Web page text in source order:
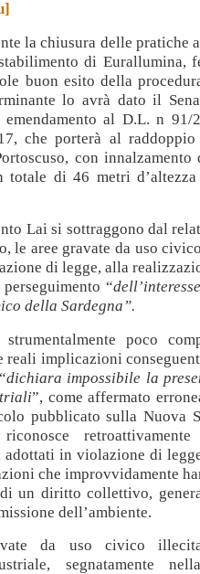
la chiusura delle pratiche
di Eurallumina,
buon esito della
lo avrà dato il
al D.L. n 91/
che porterà al
con innalzamento
totale di 46 metri
Lai si sottraggono dal
le aree gravate da uso
di legge, alla
“
della Sardegna”.
strumentalmente poco
reali implicazioni
dichiara impossibile la
”, come affermato
pubblicato sulla Nuova
riconosce
in violazione di
che improvvidamente
un diritto collettivo,
dell’ambiente.
da uso civico
segnatamente